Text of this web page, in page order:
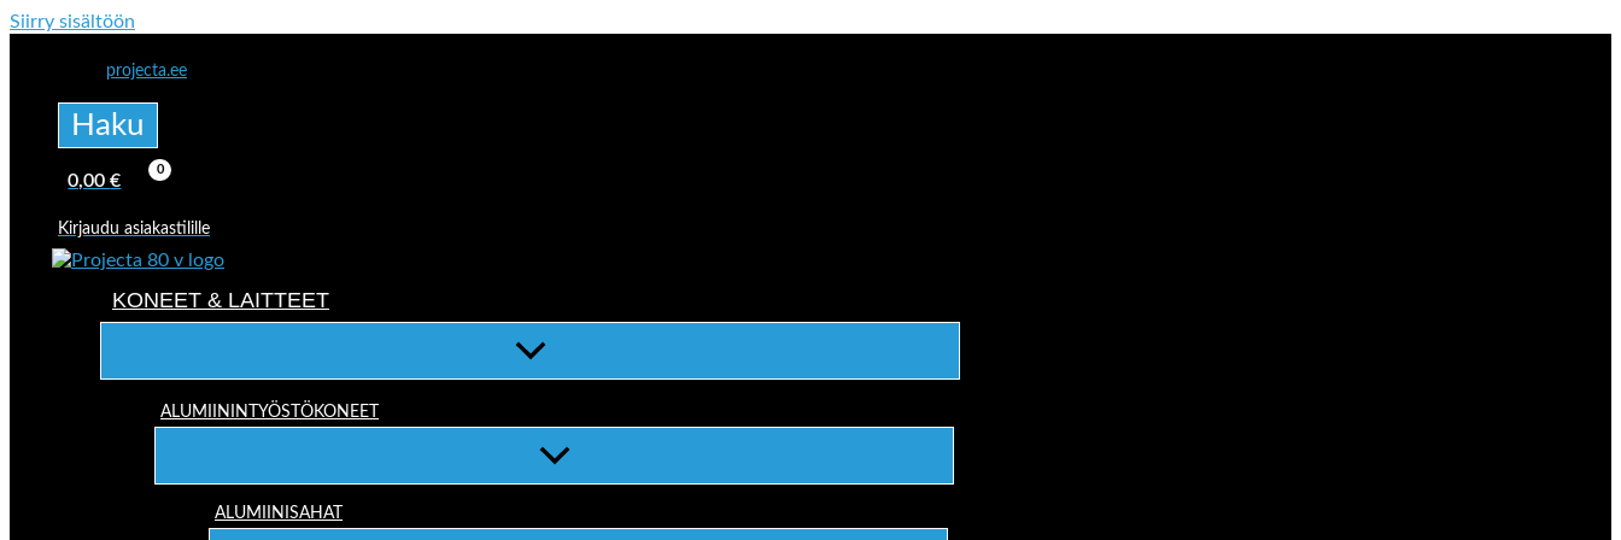
Siirry sisältöön
projecta.ee
Haku
0,00€
Kirjaudu asiakastilille
KONEET & LAITTEET
ALUMIININTYÖSTÖKONEET
ALUMIINISAHAT